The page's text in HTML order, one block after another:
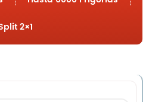
Blog
2×1